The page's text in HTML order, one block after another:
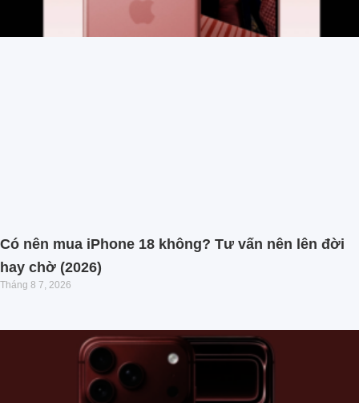
Có nên mua iPhone 18 không? Tư vấn nên lên đời
hay chờ (2026)
Tháng 8 7, 2026